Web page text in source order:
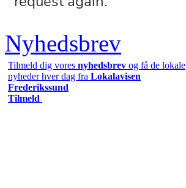
Nyhedsbrev
Tilmeld dig vores nyhedsbrev og få de lokale
nyheder hver dag fra Lokalavisen
Frederikssund
Tilmeld